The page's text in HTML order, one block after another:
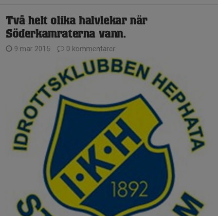
Två helt olika halvlekar när
Söderkamraterna vann.
9 mar 2015 0 kommentarer